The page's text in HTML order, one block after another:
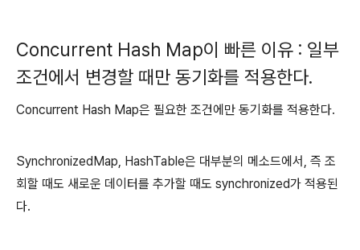
Concurrent Hash Map이 빠른 이유 : 일부
조건에서 변경할 때만 동기화를 적용한다.
Concurrent Hash Map은 필요한 조건에만 동기화를 적용한다.
SynchronizedMap, HashTable은 대부분의 메소드에서, 즉 조
회할 때도 새로운 데이터를 추가할 때도 synchronized가 적용된
다.